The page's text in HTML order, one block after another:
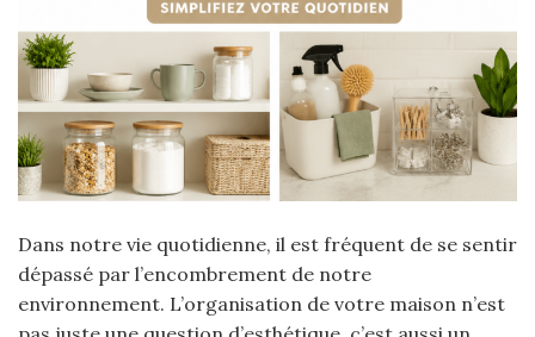
Dans notre vie quotidienne, il est fréquent de se sentir
dépassé par l’encombrement de notre
environnement. L’organisation de votre maison n’est